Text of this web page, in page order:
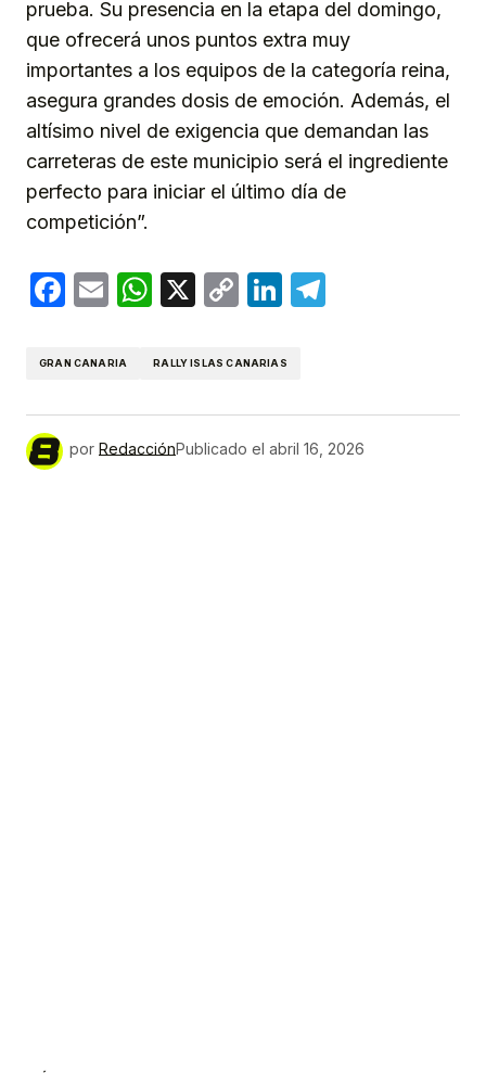
prueba. Su presencia en la etapa del domingo,
que ofrecerá unos puntos extra muy
importantes a los equipos de la categoría reina,
asegura grandes dosis de emoción. Además, el
altísimo nivel de exigencia que demandan las
carreteras de este municipio será el ingrediente
perfecto para iniciar el último día de
competición”.
Facebook
EmailWhatsApp
X
CopyLinkedIn
GRAN CANARIA RALLY ISLAS CANARIAS
por RedacciónPublicado el abril 16, 2026